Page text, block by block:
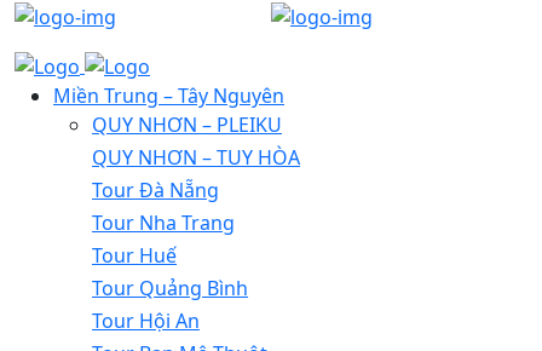
Miền Trung – Tây Nguyên
QUY NHƠN – PLEIKU
QUY NHƠN – TUY HÒA
Tour Đà Nẵng
Tour Nha Trang
Tour Huế
Tour Quảng Bình
Tour Hội An